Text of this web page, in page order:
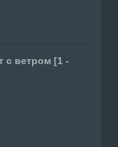
с ветром [1 -